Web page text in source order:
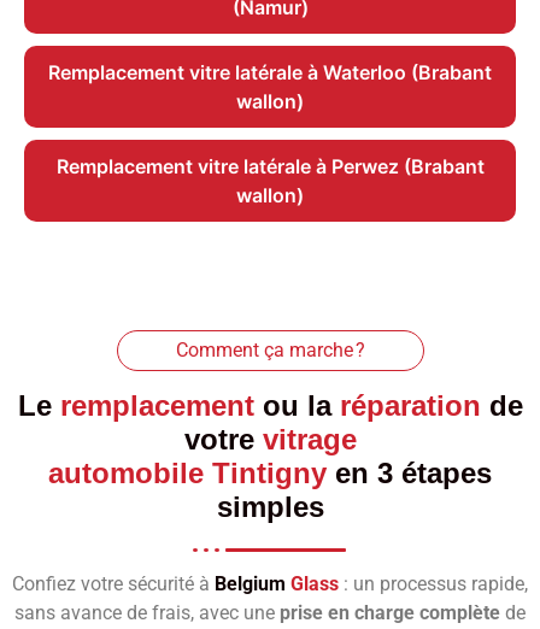
(Namur)
Remplacement vitre latérale à Waterloo (Brabant
wallon)
Remplacement vitre latérale à Perwez (Brabant
wallon)
Comment ça marche ?
Le remplacementou la réparation de
votre vitrage
automobile Tintigny en 3 étapes
simples
Confiez votre sécurité à Belgium Glass : un processus rapide,
sans avance de frais, avec une prise en charge complète de